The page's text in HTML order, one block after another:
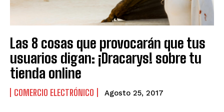
Las 8 cosas que provocarán que tus
usuarios digan: ¡Dracarys! sobre tu
tienda online
COMERCIO ELECTRÓNICO Agosto 25, 2017